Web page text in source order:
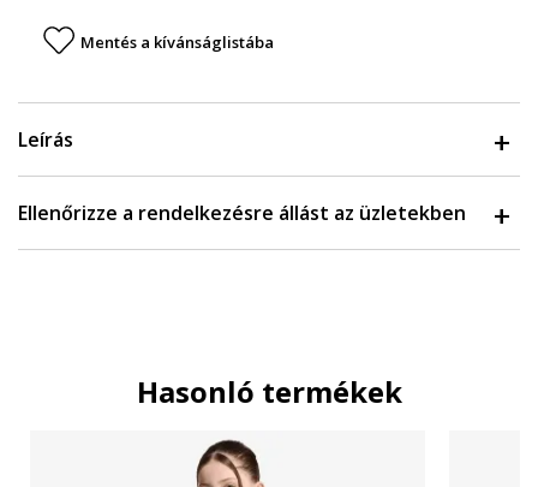
Mentés a kívánságlistába
Leírás
Ellenőrizze a rendelkezésre állást az üzletekben
Hasonló termékek